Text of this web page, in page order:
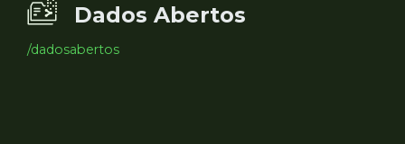
Dados Abertos
/dadosabertos